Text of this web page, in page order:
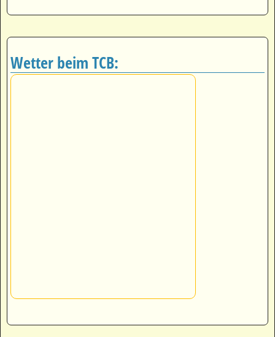
Wetter beim TCB: